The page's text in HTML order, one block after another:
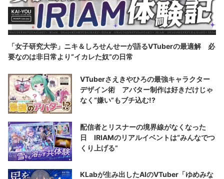
「女子研究大学」ニキ＆しろせんせーが語るVTuberの最適解 必
要なのは非日常より“イカレた奴”の日常
VTuberさえきやひろの最強キャラクター
デザイン術 アバター制作は好きだけじゃ
なく“嫌い”もブチ込む!?
配信者とリスナーの境界線がなくなった
日 IRIAMのリアルイベントは“みんなでつ
くり上げる”
KLabが生み出したAIのVTuber「ゆめみな